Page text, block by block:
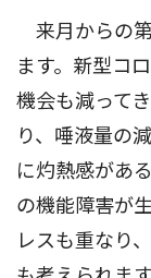
来月からの
ます。新型コ
機会も減って
り、唾液量の
に灼熱感があ
の機能障害が
レスも重なり